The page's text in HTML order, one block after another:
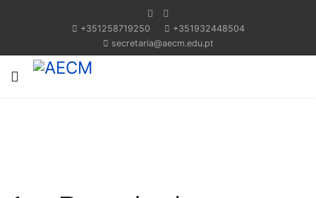
+351258719250
+351932448504
secretaria@aecm.edu.pt